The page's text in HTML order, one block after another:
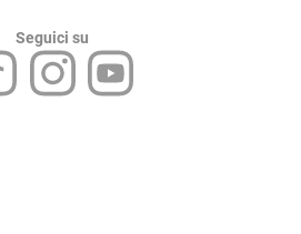
Seguici su